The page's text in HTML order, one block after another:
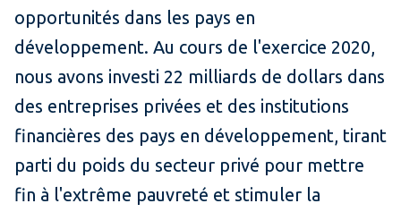
opportunités dans les pays en
développement. Au cours de l'exercice 2020,
nous avons investi 22 milliards de dollars dans
des entreprises privées et des institutions
financières des pays en développement, tirant
parti du poids du secteur privé pour mettre
fin à l'extrême pauvreté et stimuler la